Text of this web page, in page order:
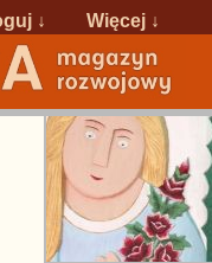
↓
Więcej ↓